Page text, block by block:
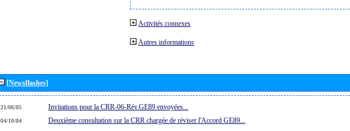
Activités connexes
Autres informations
[Newsflashes]
21/06/05 Invitations pour la CRR-06-Rév.GE89 envoyées...
04/10/04
Deuxième consultation sur la CRR chargée de réviser l'Accord GE89...